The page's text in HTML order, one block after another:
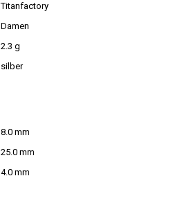
Titanfactory
Damen
2.3 g
silber
8.0 mm
25.0 mm
4.0 mm